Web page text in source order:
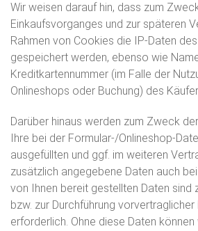
Wir weisen darauf hin, dass zum
Einkaufsvorganges und zur späteren
Rahmen von Cookies die IP-Daten
gespeichert werden, ebenso wie
Kreditkartennummer (im Falle der
Onlineshops oder Buchung) des
Darüber hinaus werden zum Zweck
Ihre bei der Formular-/Onlineshop-
ausgefüllten und ggf. im weiteren
zusätzlich angegebene Daten auch
von Ihnen bereit gestellten Daten sind
bzw. zur Durchführung vorvertraglicher
erforderlich. Ohne diese Daten